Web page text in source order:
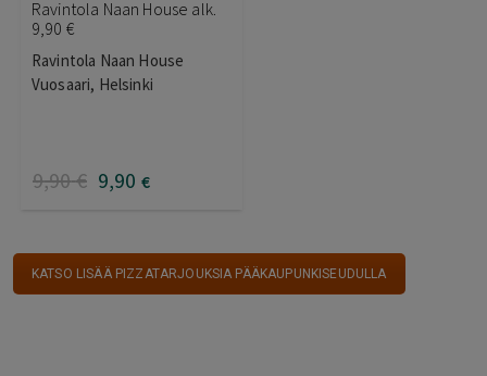
Ravintola Naan House alk.
9,90 €
Ravintola Naan House
Vuosaari, Helsinki
9,90€ 9,90 €
KATSO LISÄÄ PIZZATARJOUKSIA PÄÄKAUPUNKISEUDULLA